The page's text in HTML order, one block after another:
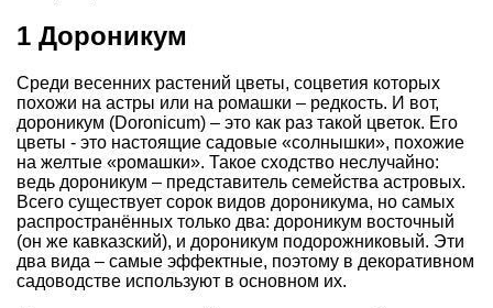
1 Дороникум
Среди весенних растений цветы, соцветия которых
похожи на астры или на ромашки – редкость. И вот,
дороникум (Doronicum) – это как раз такой цветок. Его
цветы - это настоящие садовые «солнышки», похожие
на желтые «ромашки». Такое сходство неслучайно:
ведь дороникум – представитель семейства астровых.
Всего существует сорок видов дороникума, но самых
распространённых только два: дороникум восточный
(он же кавказский), и дороникум подорожниковый. Эти
два вида – самые эффектные, поэтому в декоративном
садоводстве используют в основном их.